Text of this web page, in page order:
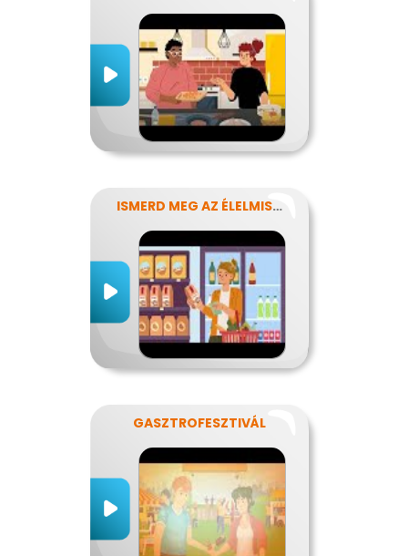
ISMERD MEG AZ ÉLELMISZEREK TITKAIT!
GASZTROFESZTIVÁL